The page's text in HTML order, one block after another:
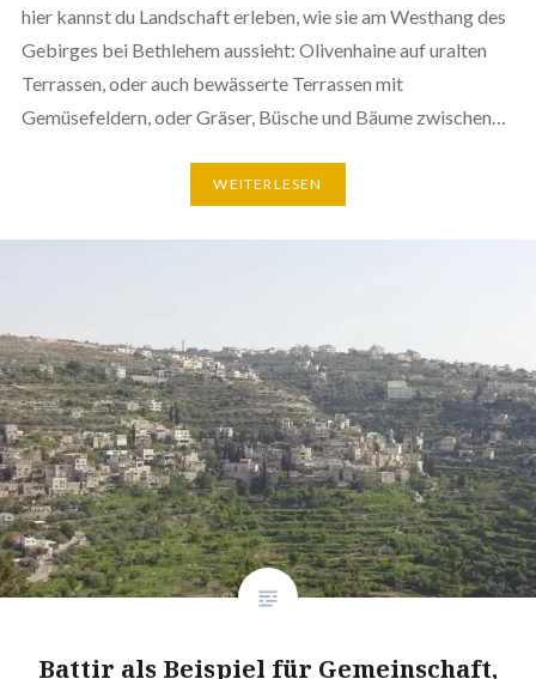
hier kannst du Landschaft erleben, wie sie am Westhang des
Gebirges bei Bethlehem aussieht: Olivenhaine auf uralten
Terrassen, oder auch bewässerte Terrassen mit
Gemüsefeldern, oder Gräser, Büsche und Bäume zwischen…
WEITERLESEN
Battir als Beispiel für Gemeinschaft,